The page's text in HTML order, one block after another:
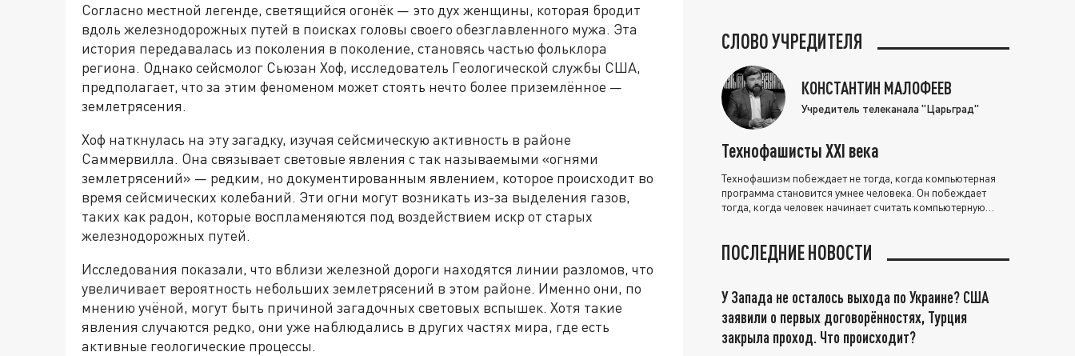
Согласно местной легенде, светящийся огонёк — это дух женщины, которая бродит
вдоль железнодорожных путей в поисках головы своего обезглавленного мужа. Эта
история передавалась из поколения в поколение, становясь частью фольклора
региона. Однако сейсмолог Сьюзан Хоф, исследователь Геологической службы США,
предполагает, что за этим феноменом может стоять нечто более приземлённое —
землетрясения.
Хоф наткнулась на эту загадку, изучая сейсмическую активность в районе
Саммервилла. Она связывает световые явления с так называемыми «огнями
землетрясений» — редким, но документированным явлением, которое происходит во
время сейсмических колебаний. Эти огни могут возникать из-за выделения газов,
таких как радон, которые воспламеняются под воздействием искр от старых
железнодорожных путей.
Исследования показали, что вблизи железной дороги находятся линии разломов, что
увеличивает вероятность небольших землетрясений в этом районе. Именно они, по
мнению учёной, могут быть причиной загадочных световых вспышек. Хотя такие
явления случаются редко, они уже наблюдались в других частях мира, где есть
активные геологические процессы.
СЛОВО УЧРЕДИТЕЛЯ
КОНСТАНТИН МАЛОФЕЕВ
Учредитель телеканала "Царьград"
Технофашисты XXI века
Технофашизм побеждает не тогда, когда компьютерная
программа становится умнее человека. Он побеждает
тогда, когда человек начинает считать компьютерную
ПОСЛЕДНИЕ НОВОСТИ
У Запада не осталось выхода по Украине? США
заявили о первых договорённостях, Турция
закрыла проход. Что происходит?